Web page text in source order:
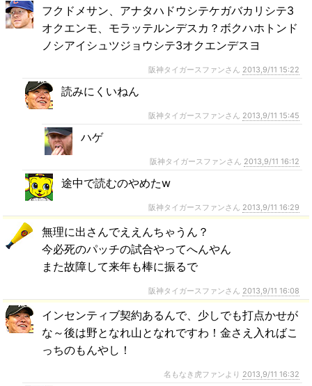
フクドメサン、アナタハドウシテケガバカリシテ3
オクエンモ、モラッテルンデスカ？ボクハホトンド
ノシアイシュツジョウシテ3オクエンデスヨ
阪神タイガースファンさん 2013,9/11 15:22
読みにくいねん
阪神タイガースファンさん 2013,9/11 15:45
ハゲ
阪神タイガースファンさん 2013,9/11 16:12
途中で読むのやめたw
阪神タイガースファンさん 2013,9/11 16:29
無理に出さんでええんちゃうん？
今必死のパッチの試合やってへんやん
また故障して来年も棒に振るで
阪神タイガースファンさん 2013,9/11 16:08
インセンティブ契約あるんで、少しでも打点かせが
な～後は野となれ山となれですわ！金さえ入ればこ
っちのもんやし！
名もなき虎ファンより 2013,9/11 16:32